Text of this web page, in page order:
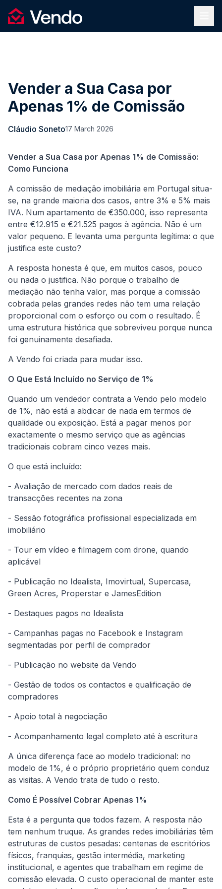
Vendo
Vender a Sua Casa por
Apenas 1% de Comissão
Cláudio Soneto17 March 2026
Vender a Sua Casa por Apenas 1% de Comissão:
Como Funciona
A comissão de mediação imobiliária em Portugal situa-
se, na grande maioria dos casos, entre 3% e 5% mais
IVA. Num apartamento de €350.000, isso representa
entre €12.915 e €21.525 pagos à agência. Não é um
valor pequeno. E levanta uma pergunta legítima: o que
justifica este custo?
A resposta honesta é que, em muitos casos, pouco
ou nada o justifica. Não porque o trabalho de
mediação não tenha valor, mas porque a comissão
cobrada pelas grandes redes não tem uma relação
proporcional com o esforço ou com o resultado. É
uma estrutura histórica que sobreviveu porque nunca
foi genuinamente desafiada.
A Vendo foi criada para mudar isso.
O Que Está Incluído no Serviço de 1%
Quando um vendedor contrata a Vendo pelo modelo
de 1%, não está a abdicar de nada em termos de
qualidade ou exposição. Está a pagar menos por
exactamente o mesmo serviço que as agências
tradicionais cobram cinco vezes mais.
O que está incluído:
- Avaliação de mercado com dados reais de
transacções recentes na zona
- Sessão fotográfica profissional especializada em
imobiliário
- Tour em vídeo e filmagem com drone, quando
aplicável
- Publicação no Idealista, Imovirtual, Supercasa,
Green Acres, Properstar e JamesEdition
- Destaques pagos no Idealista
- Campanhas pagas no Facebook e Instagram
segmentadas por perfil de comprador
- Publicação no website da Vendo
- Gestão de todos os contactos e qualificação de
compradores
- Apoio total à negociação
- Acompanhamento legal completo até à escritura
A única diferença face ao modelo tradicional: no
modelo de 1%, é o próprio proprietário quem conduz
as visitas. A Vendo trata de tudo o resto.
Como É Possível Cobrar Apenas 1%
Esta é a pergunta que todos fazem. A resposta não
tem nenhum truque. As grandes redes imobiliárias têm
estruturas de custos pesadas: centenas de escritórios
físicos, franquias, gestão intermédia, marketing
institucional, e agentes que trabalham em regime de
comissão elevada. O custo operacional de manter este